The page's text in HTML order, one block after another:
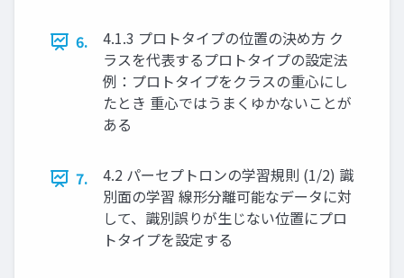
6.
4.1.3 プロトタイプの位置の決め方 ク
ラスを代表するプロトタイプの設定法
例：プロトタイプをクラスの重心にし
たとき 重⼼ではうまくゆかないことが
ある
7.
4.2 パーセプトロンの学習規則 (1/2) 識
別面の学習 線形分離可能なデータに対
して、識別誤りが生じない位置にプロ
トタイプを設定する